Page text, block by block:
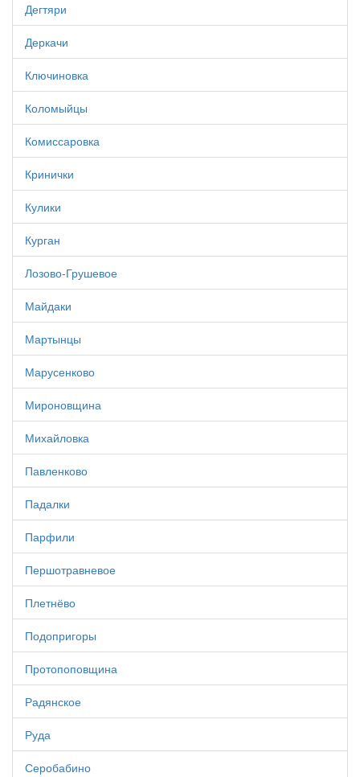
Дегтяри
Деркачи
Ключиновка
Коломыйцы
Комиссаровка
Кринички
Кулики
Курган
Лозово-Грушевое
Майдаки
Мартынцы
Марусенково
Мироновщина
Михайловка
Павленково
Падалки
Парфили
Першотравневое
Плетнёво
Подопригоры
Протопоповщина
Радянское
Руда
Серобабино